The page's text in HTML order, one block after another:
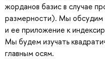
жорданов базис в случае
размерности). Мы
и ее приложение к
Мы будем изучать
главным осям.